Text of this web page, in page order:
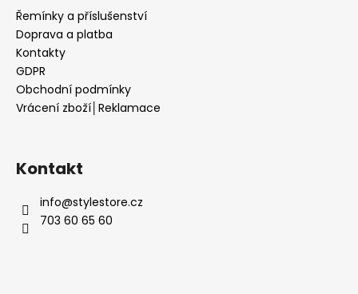
Řemínky a příslušenství
Doprava a platba
Kontakty
GDPR
Obchodní podmínky
Vrácení zboží│Reklamace
Kontakt
info@stylestore.cz
703 60 65 60